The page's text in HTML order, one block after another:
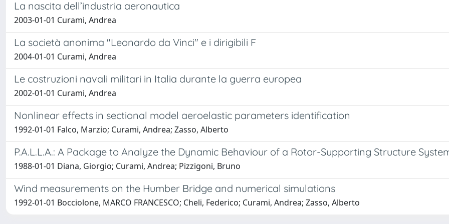
La nascita dell’industria aeronautica
2003-01-01 Curami, Andrea
La società anonima "Leonardo da Vinci" e i dirigibili F
2004-01-01 Curami, Andrea
Le costruzioni navali militari in Italia durante la guerra europea
2002-01-01 Curami, Andrea
Nonlinear effects in sectional model aeroelastic parameters identification
1992-01-01 Falco, Marzio; Curami, Andrea; Zasso, Alberto
P.A.L.L.A.: A Package to Analyze the Dynamic Behaviour of a Rotor-Supporting Structure
1988-01-01 Diana, Giorgio; Curami, Andrea; Pizzigoni, Bruno
Wind measurements on the Humber Bridge and numerical simulations
1992-01-01 Bocciolone, MARCO FRANCESCO; Cheli, Federico; Curami, Andrea; Zasso, Alberto